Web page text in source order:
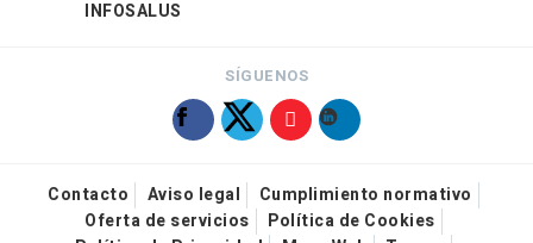
INFOSALUS
SÍGUENOS
Contacto Aviso legal
Cumplimiento normativo
Oferta de servicios
Política de Cookies